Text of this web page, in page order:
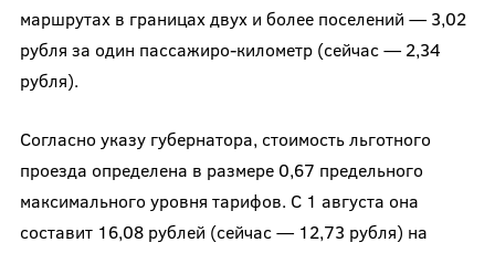
маршрутах в границах двух и более поселений — 3,02
рубля за один пассажиро-километр (сейчас — 2,34
рубля).
Согласно указу губернатора, стоимость льготного
проезда определена в размере 0,67 предельного
максимального уровня тарифов. С 1 августа она
составит 16,08 рублей (сейчас — 12,73 рубля) на